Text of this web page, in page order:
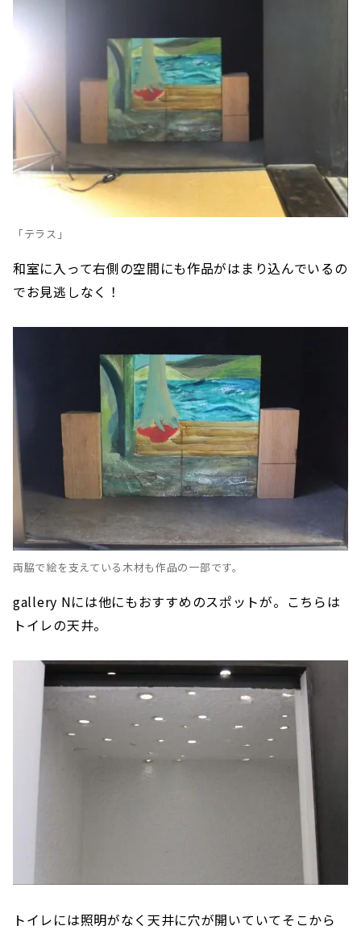
「テラス」
和室に入って右側の空間にも作品がはまり込んでいるの
でお見逃しなく！
両脇で絵を支えている木材も作品の一部です。
gallery Nには他にもおすすめのスポットが。こちらは
トイレの天井。
トイレには照明がなく天井に穴が開いていてそこから